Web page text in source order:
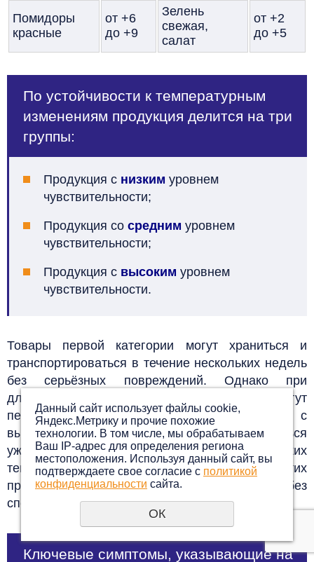
Помидоры
красные
от +6
до +9
Зелень
свежая,
салат
от +2
до +5
По устойчивости к температурным
изменениям продукция делится на три
группы:
Продукция с низким уровнем
чувствительности;
Продукция со средним уровнем
чувствительности;
Продукция с высоким уровнем
чувствительности.
Товары первой категории могут храниться и
транспортироваться в течение нескольких недель
без серьёзных повреждений. Однако при
длительном воздействии холода они могут
переохладиться.В отличие от них, продукты с
высокой чувствительностью могут испортиться
уже через несколько часов при низких
температурах. Признаки переохлаждения этих
продуктов можно легко заметить без
специального оборудования.
Ключевые симптомы, указывающие на
Данный сайт использует файлы cookie,
Яндекс.Метрику и прочие похожие
технологии. В том числе, мы обрабатываем
Ваш IP-адрес для определения региона
местоположения. Используя данный сайт, вы
подтверждаете свое согласие с политикой
конфиденциальности сайта.
ОК